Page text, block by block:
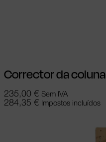
Corrector da coluna
235,00 € Sem IVA
284,35 € Impostos incluídos